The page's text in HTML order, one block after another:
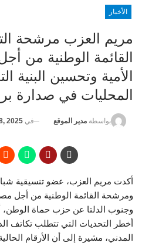
الأخبار
مريم العزب مرشحة
القائمة الوطنية من
الأمية وتحسين البنية
المحليات في صدارة
بواسطة مدير الموقع في 2025
أكدت مريم العزب، عضو تنسيقية
ومرشحة القائمة الوطنية من أجل
وجنوب الدلتا عن حزب حماة الوطن،
أخطر التحديات التي تتطلب تكاتف
المدني، مشيرة إلى أن الأرقام